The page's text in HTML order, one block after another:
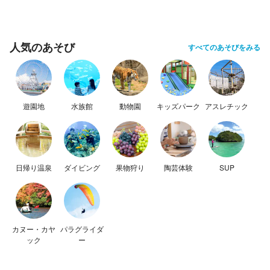
人気のあそび すべてのあそびをみる
遊園地 水族館 動物園 キッズパーク アスレチック
日帰り温泉 ダイビング 果物狩り 陶芸体験 SUP
カヌー・カヤ
ック
パラグライダ
ー